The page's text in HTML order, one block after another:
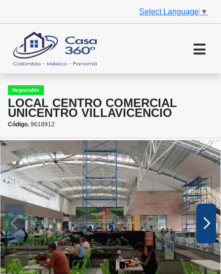
Select Language ▼
Negociable
LOCAL CENTRO COMERCIAL
UNICENTRO VILLAVICENCIO
Código. 9618912